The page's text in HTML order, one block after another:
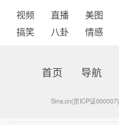
视频 直播 美图
搞笑
八卦 情感
首页 导航
Sina.cn(京ICP证000007)